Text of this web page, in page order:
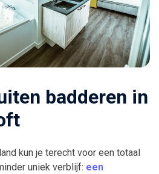
badderen in
kun je terecht voor een totaal
uniek verblijf: een